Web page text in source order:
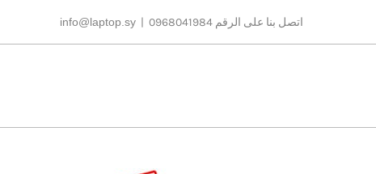
اتصل بنا على الرقم 0968041984 |
info@laptop.sy